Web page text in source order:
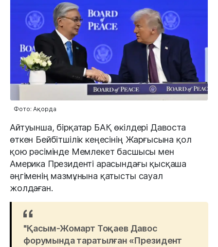
Фото: Ақорда
Айтуынша, бірқатар БАҚ өкілдері Давоста
өткен Бейбітшілік кеңесінің Жарғысына қол
қою рәсімінде Мемлекет басшысы мен
Америка Президенті арасындағы қысқаша
әңгіменің мазмұнына қатысты сауал
жолдаған.
"Қасым-Жомарт Тоқаев Давос
форумында таратылған «Президент